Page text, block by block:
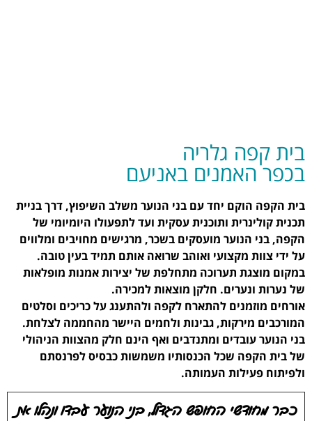
בית קפה גלריה
בכפר האמנים באניעם
בית הקפה הוקם יחד עם בני הנוער משלב השיפוץ, דרך בניית
תכנית קולינרית ותוכנית עסקית ועד לתפעולו היומיומי של
הקפה, בני הנוער מועסקים בשכר, מרגישים מחויבים ומלווים
על ידי צוות מקצועי ואוהב שרואה אותם תמיד בעין טובה.
במקום מוצגת תערוכה מתחלפת של יצירות אמנות מופלאות
של נערות ונערים. חלקן מוצאות למכירה.
אורחים מוזמנים להתארח לקפה ולהתענג על כריכים וסלטים
המורכבים מירקות, גבינות ולחמים היישר מהחממה לצלחת.
בני הנוער עובדים ומתנדבים ואף הינם חלק מהצוות הניהולי
של בית הקפה שכל הכנסותיו משמשות כבסיס לפרנסתם
ולפיתוח פעילות העמותה.
כבר מחודשי החופש הגדול, בני הנוער עבדו ונהלו את